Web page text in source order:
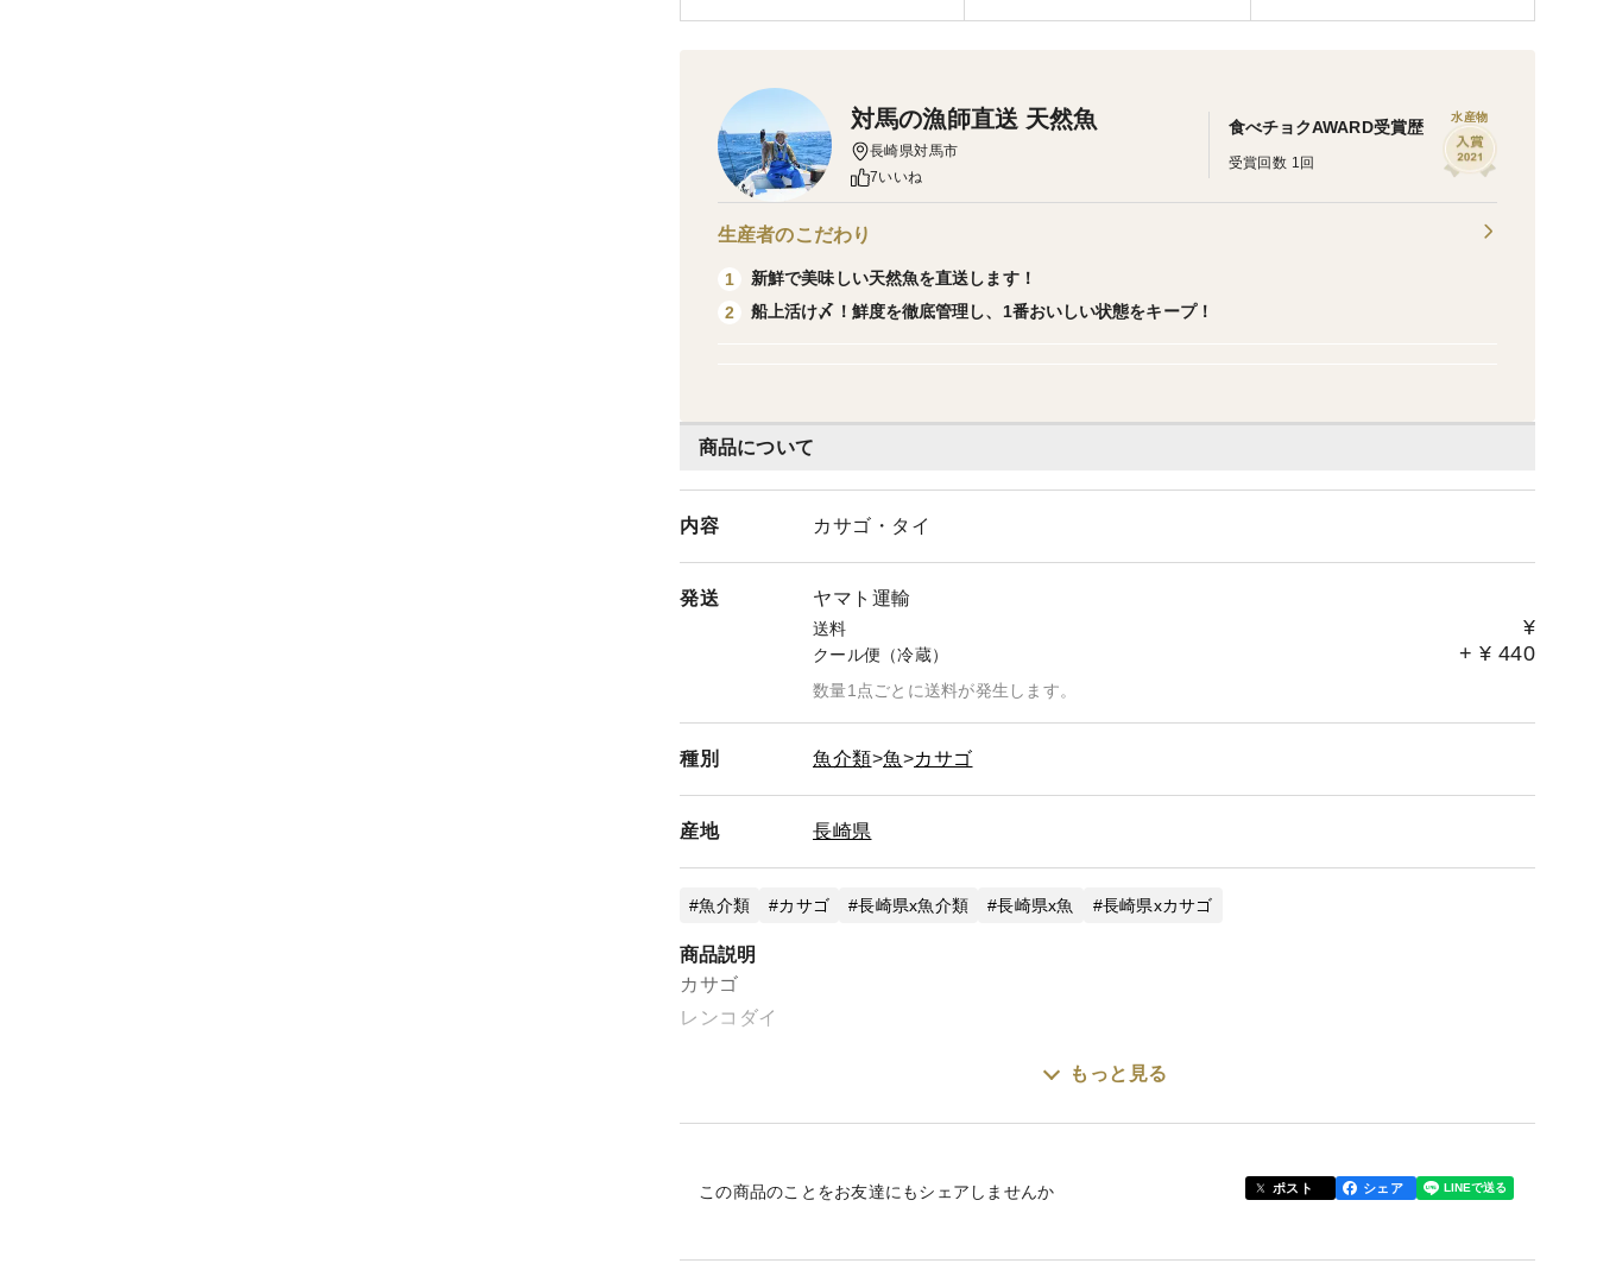
商品について
内容 カサゴ・タイ
発送 ヤマト運輸
送料 ¥
クール便（冷蔵） + ¥ 440
数量1点ごとに送料が発生します。
種別 魚介類 魚 カサゴ
産地 長崎県
魚介類 カサゴ 長崎県x魚介類 長崎県x魚 長崎県xカサゴ
商品説明
カサゴ
レンコダイ
※内臓・鱗処理前の重さです
もっと見る
この商品のことをお友達にもシェアしませんか ポスト シェア
対馬の漁師直送 天然魚
長崎県対馬市
7いいね
食べチョクAWARD受賞歴
受賞回数 1回
水産物
生産者のこだわり
1
新鮮で美味しい天然魚を直送します！
2
船上活け〆！鮮度を徹底管理し、1番おいしい状態をキープ！